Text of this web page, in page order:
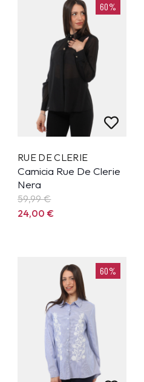
60%
RUE DE CLERIE
Camicia Rue De Clerie
Nera
59,99€
24,00€
60%